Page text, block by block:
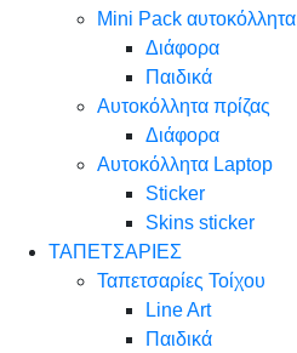
Mini Pack αυτοκόλλητα
Διάφορα
Παιδικά
Αυτοκόλλητα πρίζας
Διάφορα
Αυτοκόλλητα Laptop
Sticker
Skins sticker
ΤΑΠΕΤΣΑΡΙΕΣ
Ταπετσαρίες Τοίχου
Line Art
Παιδικά